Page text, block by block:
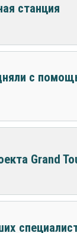
станция
с
Grand